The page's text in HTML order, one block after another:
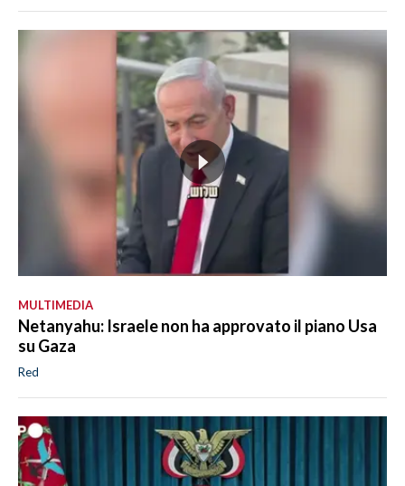
MULTIMEDIA
Netanyahu: Israele non ha approvato il piano Usa
su Gaza
Red